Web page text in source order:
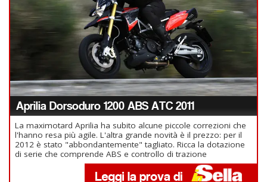
Aprilia Dorsoduro 1200 ABS ATC 2011
La maximotard Aprilia ha subito alcune piccole correzioni che
l'hanno resa più agile. L'altra grande novità è il prezzo: per il
2012 è stato "abbondantemente" tagliato. Ricca la dotazione
di serie che comprende ABS e controllo di trazione